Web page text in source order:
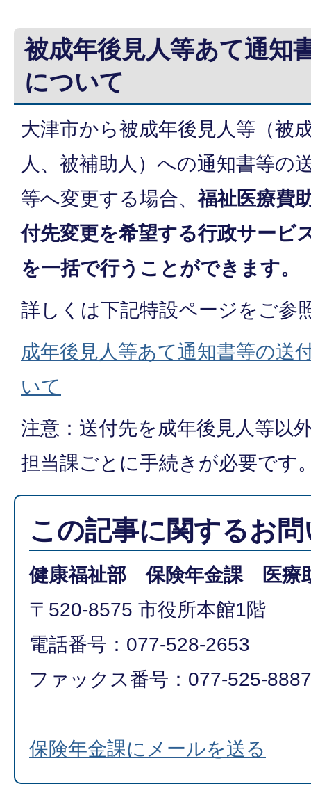
被成年後見人等あて通知
について
大津市から被成年後見人等（被
人、被補助人）への通知書等の
等へ変更する場合、福祉医療費
付先変更を希望する行政サービ
を一括で行うことができます。
詳しくは下記特設ページをご参
成年後見人等あて通知書等の送
いて
注意：送付先を成年後見人等以
担当課ごとに手続きが必要です
この記事に関するお
健康福祉部 保険年金課 医療
〒520-8575 市役所本館1階
電話番号：077-528-2653
ファックス番号：077-525-8887
保険年金課にメールを送る